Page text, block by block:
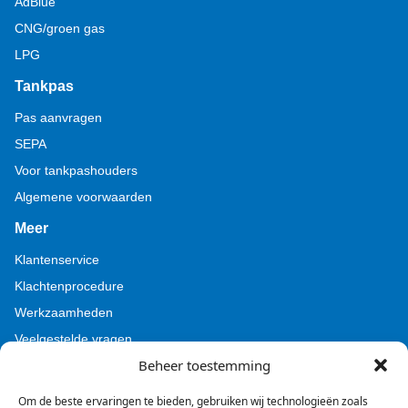
Beheer toestemming
Om de beste ervaringen te bieden, gebruiken wij technologieën zoals
CNG/groen gas
LPG
Tankpas
Pas aanvragen
SEPA
Voor tankpashouders
Algemene voorwaarden
Meer
Klantenservice
Klachtenprocedure
Werkzaamheden
Veelgestelde vragen